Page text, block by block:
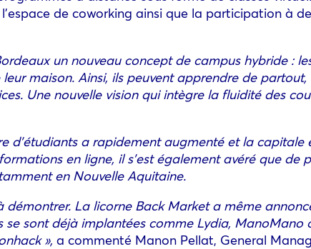
de coworking ainsi que la participation à
un nouveau concept de campus hybride :
maison. Ainsi, ils peuvent apprendre de
Une nouvelle vision qui intègre la fluidité des
d’étudiants a rapidement augmenté et la
en ligne, il s’est également avéré que de
en Nouvelle Aquitaine.
démontrer. La licorne Back Market a même
se sont déjà implantées comme Lydia, ManoMano
», a commenté Manon Pellat, General